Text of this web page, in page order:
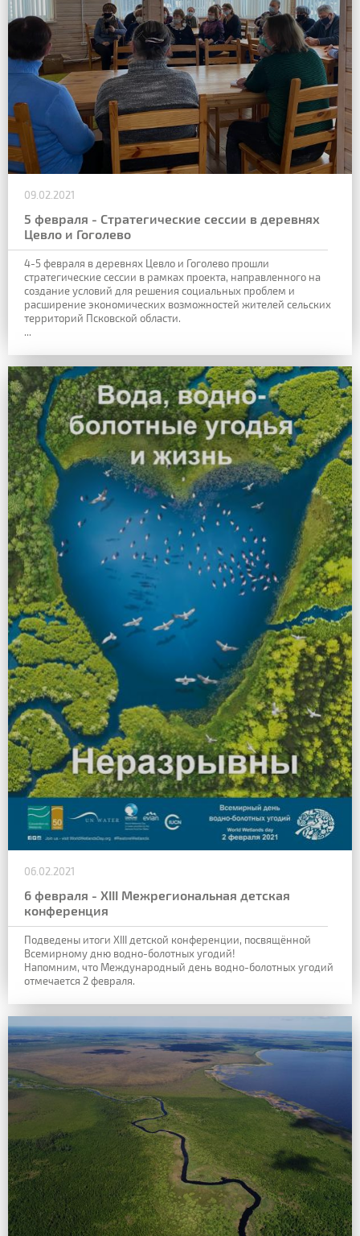
09.02.2021
5 февраля - Стратегические сессии в деревнях
Цевло и Гоголево
4-5 февраля в деревнях Цевло и Гоголево прошли
стратегические сессии в рамках проекта, направленного на
создание условий для решения социальных проблем и
расширение экономических возможностей жителей сельских
территорий Псковской области.
...
06.02.2021
6 февраля - XIII Межрегиональная детская
конференция
Подведены итоги XIII детской конференции, посвящённой
Всемирному дню водно-болотных угодий!
Напомним, что Международный день водно-болотных угодий
отмечается 2 февраля.